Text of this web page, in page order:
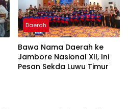
Daerah
Bawa Nama Daerah ke
Jambore Nasional XII, Ini
Pesan Sekda Luwu Timur